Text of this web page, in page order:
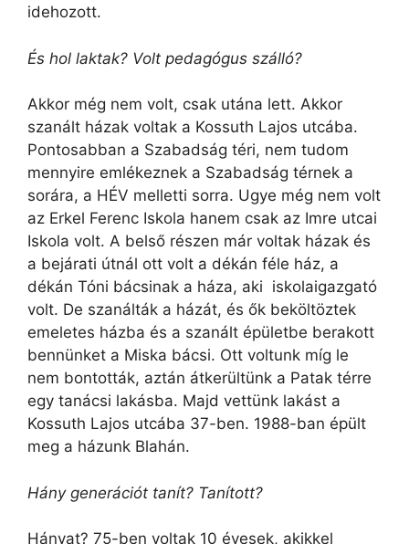
idehozott.
És hol laktak? Volt pedagógus szálló?
Akkor még nem volt, csak utána lett. Akkor
szanált házak voltak a Kossuth Lajos utcába.
Pontosabban a Szabadság téri, nem tudom
mennyire emlékeznek a Szabadság térnek a
sorára, a HÉV melletti sorra. Ugye még nem volt
az Erkel Ferenc Iskola hanem csak az Imre utcai
Iskola volt. A belső részen már voltak házak és
a bejárati útnál ott volt a dékán féle ház, a
dékán Tóni bácsinak a háza, aki iskolaigazgató
volt. De szanálták a házát, és ők beköltöztek
emeletes házba és a szanált épületbe berakott
bennünket a Miska bácsi. Ott voltunk míg le
nem bontották, aztán átkerültünk a Patak térre
egy tanácsi lakásba. Majd vettünk lakást a
Kossuth Lajos utcába 37-ben. 1988-ban épült
meg a házunk Blahán.
Hány generációt tanít? Tanított?
Hányat? 75-ben voltak 10 évesek, akikkel